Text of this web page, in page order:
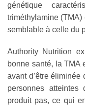
génétique
triméthylamine
semblable à celle du
Authority Nutrition
bonne santé, la TMA
avant d’être
personnes
produit pas, ce qui